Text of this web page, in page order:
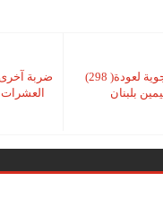
ضربة
مصر للطيران تُسير رحلة جوية لعودة( 298)
بلبنان